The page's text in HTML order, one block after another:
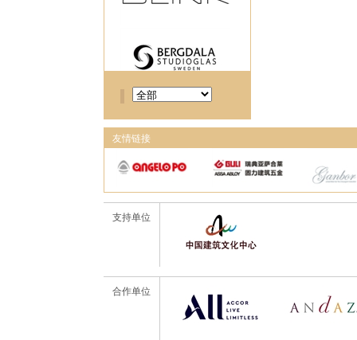
友情链接
支持单位
合作单位